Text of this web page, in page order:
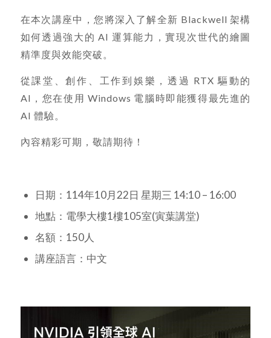
在本次講座中，您將深入了解全新 Blackwell 架構
如何透過強大的 AI 運算能力，實現次世代的繪圖
精準度與效能突破。
從課堂、創作、工作到娛樂，透過 RTX 驅動的
AI，您在使用 Windows 電腦時即能獲得最先進的
AI 體驗。
內容精彩可期，敬請期待！
日期：114年10月22日 星期三 14:10 – 16:00
地點：電學大樓1樓105室(寅葉講堂)
名額：150人
講座語言：中文